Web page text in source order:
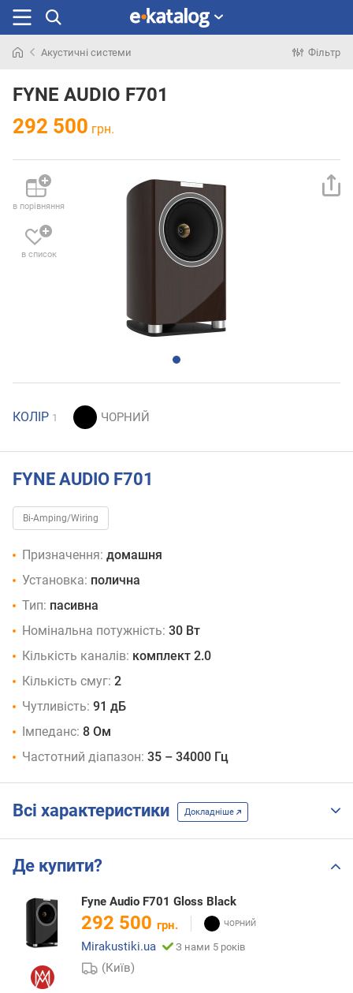
раніше
Акустичні системи Фільтр
FYNE AUDIO F701
292 500 грн.
в порівняння
в список
КОЛІР 1
FYNE AUDIO F701
Bi-Amping/Wiring
Призначення: домашня
Установка: полична
Тип: пасивна
Номінальна потужність: 30 Вт
Кількість каналів: комплект 2.0
Кількість смуг: 2
Чутливість: 91 дБ
Імпеданс: 8 Ом
Частотний діапазон: 35 – 34000 Гц
Всі характеристики Докладніше
Де купити?
Fyne Audio F701 Gloss Black
292 500 грн.
Mirakustiki.ua
З нами 5 років
(Київ)